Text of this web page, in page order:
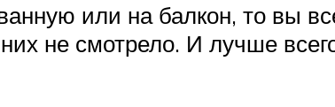
или на балкон, то вы
не смотрело. И лучше